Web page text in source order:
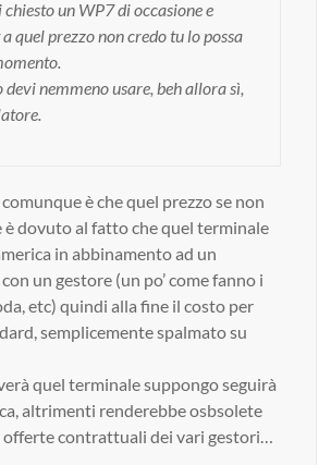
un WP7 di occasione e
quel prezzo non credo tu lo possa
devi nemmeno usare, beh allora sì,
è che quel prezzo se non
è dovuto al fatto che quel terminale
in abbinamento ad un
un gestore (un po’ come fanno i
etc) quindi alla fine il costo per
semplicemente spalmato su
quel terminale suppongo seguirà
altrimenti renderebbe osbsolete
contrattuali dei vari gestori…